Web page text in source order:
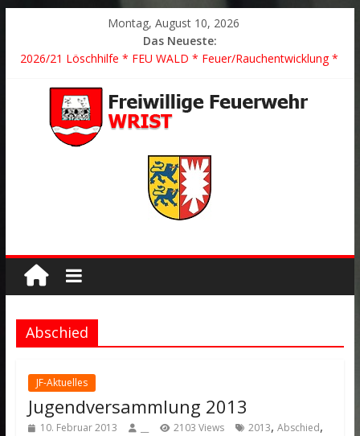
Montag, August 10, 2026
Das Neueste:
2026/21 Löschhilfe * FEU WALD * Feuer/Rauchentwicklung *
2026/24 * TH G Y * PKW überschlagen *
2026/23 TH K Y * Person in festsitzendem Aufzug *
2026/22 TH Y * VU * 1 Person klemmt * Hingstheide
Der schönste Einsatz des Jahres 2026
Abschied
JF-Aktuelles
Jugendversammlung 2013
10. Februar 2013 2103 Views 2013, Abschied,